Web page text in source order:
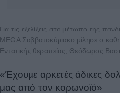
Για τις εξελίξεις στο μέτωπο της
MEGA Σαββατοκύριακο μίλησε ο
Εντατικής θεραπείας, Θεόδωρος
«Έχουμε αρκετές άδικες
μας από τον κορωνοϊό»